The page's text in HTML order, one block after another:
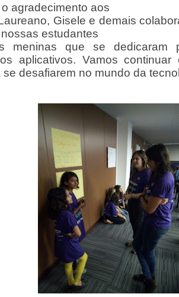
agradecimento aos
Gisele e demais
estudantes
meninas que se dedicaram
aplicativos. Vamos continuar
desafiarem no mundo da